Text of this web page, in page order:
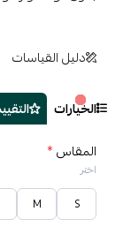
دليل القياسات
الخيارات
المقاس*
اختر
S
M